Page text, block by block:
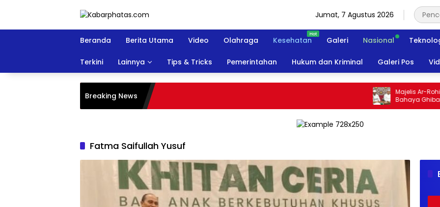
Jumat, 7 Agustus 2026
Beranda Berita Utama Video Olahraga Kesehatan Galeri Nasional
Terkini Lainnya Tips & Tricks Pemerintahan Hukum dan Kriminal Galeri Pos
Breaking News
Majelis Ar-Rohimin
Bahaya Ghibah
Fatma Saifullah Yusuf